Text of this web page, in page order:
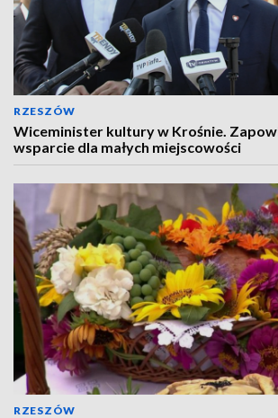
RZESZÓW
Wiceminister kultury w Krośnie.
wsparcie dla małych miejscowości
RZESZÓW